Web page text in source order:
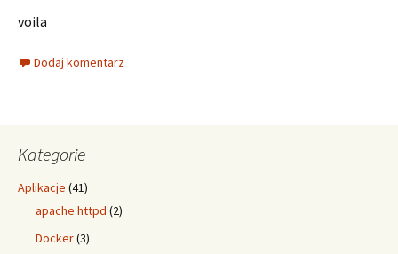
voila
Dodaj komentarz
Kategorie
Aplikacje (41)
apache httpd (2)
Docker(3)